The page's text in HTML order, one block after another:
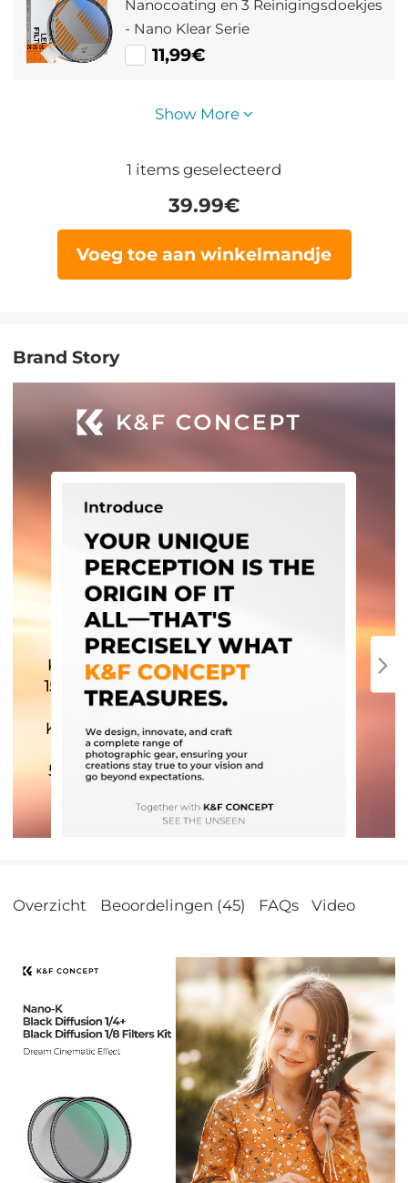
Nanocoating en 3 Reinigingsdoekjes
- Nano Klear Serie
11,99€
Show More
1 items geselecteerd
39.99€
Voeg toe aan winkelmandje
Brand Story
Overzicht Beoordelingen (45) FAQs Video